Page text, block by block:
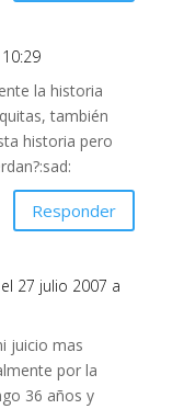
la historia
también
historia pero
Responder
el 27 julio 2007 a
juicio mas
por la
36 años y